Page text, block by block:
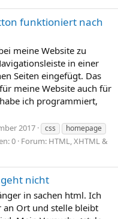
funktioniert nach
meine Website zu
in einer
Seiten eingefügt. Das
meine Website auch für
ich programmiert,
2017 css
homepage
0 Forum: HTML, XHTML &
nicht
in sachen html. Ich
an Ort und stelle bleibt